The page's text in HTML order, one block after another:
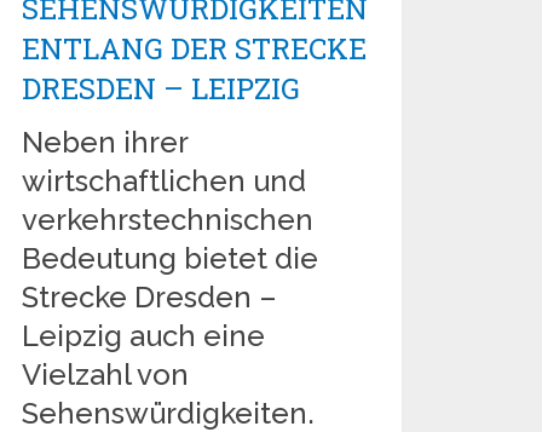
SEHENSWÜRDIGKEITEN
ENTLANG DER STRECKE
DRESDEN – LEIPZIG
Neben ihrer
wirtschaftlichen und
verkehrstechnischen
Bedeutung bietet die
Strecke Dresden –
Leipzig auch eine
Vielzahl von
Sehenswürdigkeiten.